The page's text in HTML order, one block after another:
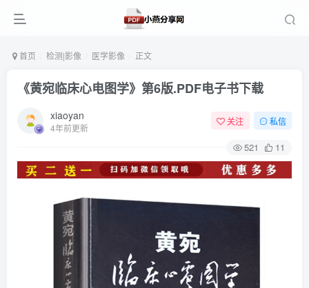
首页 检测|影像 医学影像 正文
《黄宛临床心电图学》第6版.PDF电子书下载
xiaoyan
4年前更新
关注 私信
521 11